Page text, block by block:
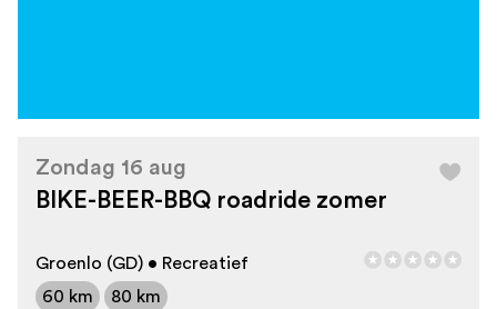
Zondag 16 aug
BIKE-BEER-BBQ roadride zomer
Groenlo (GD) • Recreatief
60 km
80 km